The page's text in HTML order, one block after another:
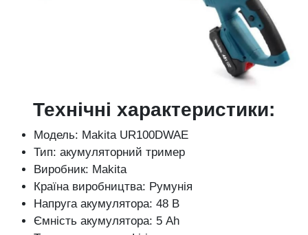
Технічні характеристики:
Модель: Makita UR100DWAE
Тип: акумуляторний тример
Виробник: Makita
Країна виробництва: Румунія
Напруга акумулятора: 48 В
Ємність акумулятора: 5 Ah